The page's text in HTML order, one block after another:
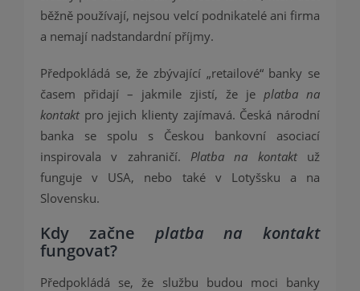
běžně používají, nejsou velcí podnikatelé ani firma
a nemají nadstandardní příjmy.
Předpokládá se, že zbývající „retailové“ banky se
časem přidají – jakmile zjistí, že je platba na
kontakt pro jejich klienty zajímavá. Česká národní
banka se spolu s Českou bankovní asociací
inspirovala v zahraničí. Platba na kontaktuž
funguje v USA, nebo také v Lotyšsku a na
Slovensku.
Kdy začne platba na kontakt
fungovat?
Předpokládá se, že službu budou moci banky